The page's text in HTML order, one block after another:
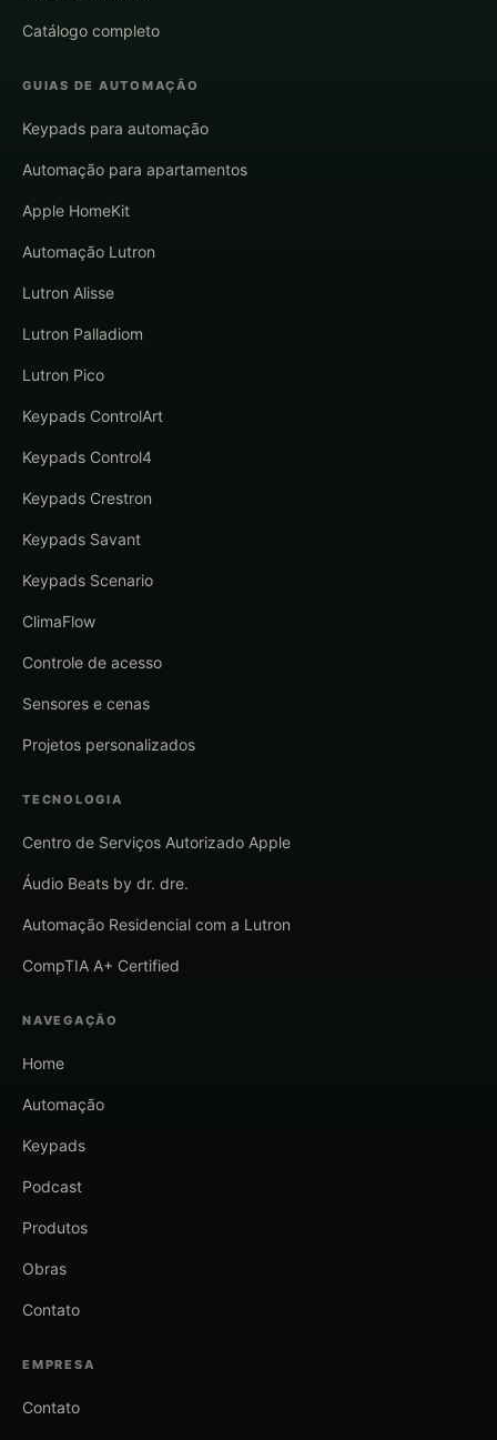
Catálogo completo
GUIAS DE AUTOMAÇÃO
Keypads para automação
Automação para apartamentos
Apple HomeKit
Automação Lutron
Lutron Alisse
Lutron Palladiom
Lutron Pico
Keypads ControlArt
Keypads Control4
Keypads Crestron
Keypads Savant
Keypads Scenario
ClimaFlow
Controle de acesso
Sensores e cenas
Projetos personalizados
TECNOLOGIA
Centro de Serviços Autorizado Apple
Áudio Beats by dr. dre.
Automação Residencial com a Lutron
CompTIA A+ Certified
NAVEGAÇÃO
Home
Automação
Keypads
Podcast
Produtos
Obras
Contato
EMPRESA
Contato